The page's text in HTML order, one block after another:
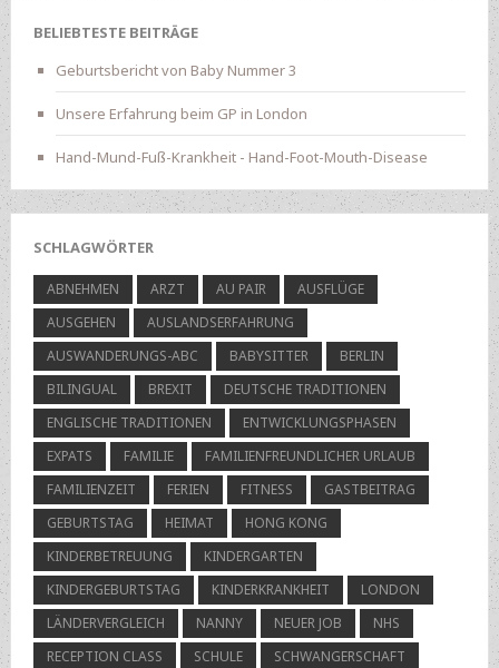
BELIEBTESTE BEITRÄGE
Geburtsbericht von Baby Nummer 3
Unsere Erfahrung beim GP in London
Hand-Mund-Fuß-Krankheit - Hand-Foot-Mouth-Disease
SCHLAGWÖRTER
ABNEHMEN ARZT AU PAIR
AUSFLÜGE
AUSGEHEN
AUSLANDSERFAHRUNG
AUSWANDERUNGS-ABC
BABYSITTER
BERLIN
BILINGUAL
BREXIT
DEUTSCHE TRADITIONEN
ENGLISCHE TRADITIONEN
ENTWICKLUNGSPHASEN
EXPATS
FAMILIE
FAMILIENFREUNDLICHER URLAUB
FAMILIENZEIT
FERIEN FITNESS
GASTBEITRAG
GEBURTSTAG
HEIMAT
HONG KONG
KINDERBETREUUNG
KINDERGARTEN
KINDERGEBURTSTAG
KINDERKRANKHEIT
LONDON
LÄNDERVERGLEICH
NANNY NEUER JOB
NHS
RECEPTION CLASS
SCHULE
SCHWANGERSCHAFT